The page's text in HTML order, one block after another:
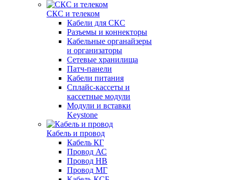
СКС и телеком
Кабели для СКС
Разъемы и коннекторы
Кабельные органайзеры
и организаторы
Сетевые хранилища
Патч-панели
Кабели питания
Сплайс-кассеты и
кассетные модули
Модули и вставки
Keystone
Кабель и провод
Кабель КГ
Провод АС
Провод НВ
Провод МГ